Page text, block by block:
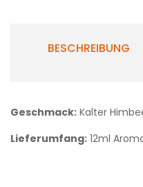
BESCHREIBUNG
Geschmack: Kalter
Lieferumfang: 12ml